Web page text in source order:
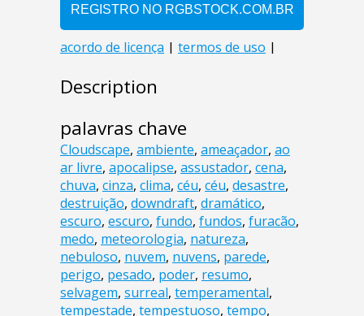
Description
palavras chave
Cloudscape, ambiente, ameaçador, ao
ar livre, apocalipse, assustador, cena,
chuva, cinza, clima, céu, céu, desastre,
destruição, downdraft, dramático,
escuro, escuro, fundo, fundos, furacão,
medo, meteorologia, natureza,
nebuloso, nuvem, nuvens, parede,
perigo, pesado, poder, resumo,
selvagem, surreal, temperamental,
tempestade, tempestuoso, tempo,